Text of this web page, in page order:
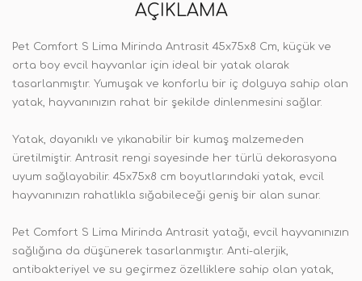
AÇIKLAMA
Pet Comfort S Lima Mirinda Antrasit 45x75x8 Cm, küçük ve
orta boy evcil hayvanlar için ideal bir yatak olarak
tasarlanmıştır. Yumuşak ve konforlu bir iç dolguya sahip olan
yatak, hayvanınızın rahat bir şekilde dinlenmesini sağlar.
Yatak, dayanıklı ve yıkanabilir bir kumaş malzemeden
üretilmiştir. Antrasit rengi sayesinde her türlü dekorasyona
uyum sağlayabilir. 45x75x8 cm boyutlarındaki yatak, evcil
hayvanınızın rahatlıkla sığabileceği geniş bir alan sunar.
Pet Comfort S Lima Mirinda Antrasit yatağı, evcil hayvanınızın
sağlığına da düşünerek tasarlanmıştır. Anti-alerjik,
antibakteriyel ve su geçirmez özelliklere sahip olan yatak,